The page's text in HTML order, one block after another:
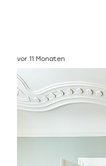
vor 11 Monaten